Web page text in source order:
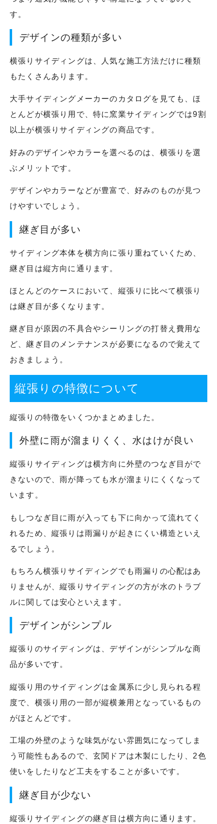
す。
デザインの種類が多い
横張りサイディングは、人気な施工方法だけに種類
もたくさんあります。
大手サイディングメーカーのカタログを見ても、ほ
とんどが横張り用で、特に窯業サイディングでは9割
以上が横張りサイディングの商品です。
好みのデザインやカラーを選べるのは、横張りを選
ぶメリットです。
デザインやカラーなどが豊富で、好みのものが見つ
けやすいでしょう。
継ぎ目が多い
サイディング本体を横方向に張り重ねていくため、
継ぎ目は縦方向に通ります。
ほとんどのケースにおいて、縦張りに比べて横張り
は継ぎ目が多くなります。
継ぎ目が原因の不具合やシーリングの打替え費用な
ど、継ぎ目のメンテナンスが必要になるので覚えて
おきましょう。
縦張りの特徴について
縦張りの特徴をいくつかまとめました。
外壁に雨が溜まりくく、水はけが良い
縦張りサイディングは横方向に外壁のつなぎ目がで
きないので、雨が降っても水が溜まりにくくなって
います。
もしつなぎ目に雨が入っても下に向かって流れてく
れるため、縦張りは雨漏りが起きにくい構造といえ
るでしょう。
もちろん横張りサイディングでも雨漏りの心配はあ
りませんが、縦張りサイディングの方が水のトラブ
ルに関しては安心といえます。
デザインがシンプル
縦張りのサイディングは、デザインがシンプルな商
品が多いです。
縦張り用のサイディングは金属系に少し見られる程
度で、横張り用の一部が縦横兼用となっているもの
がほとんどです。
工場の外壁のような味気がない雰囲気になってしま
う可能性もあるので、玄関ドアは木製にしたり、2色
使いをしたりなど工夫をすることが多いです。
継ぎ目が少ない
縦張りサイディングの継ぎ目は横方向に通ります。